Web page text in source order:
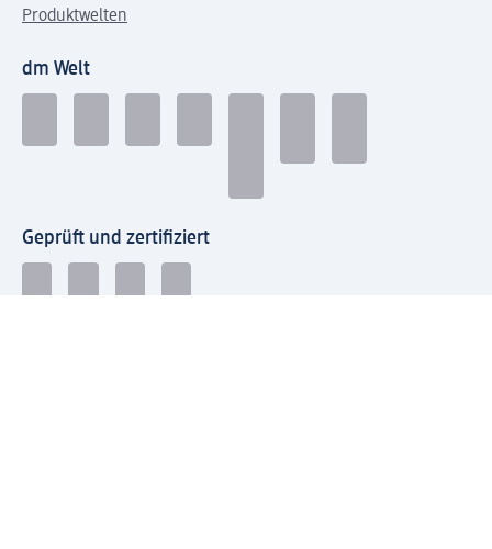
Produktwelten
dm Welt
Geprüft und zertifiziert